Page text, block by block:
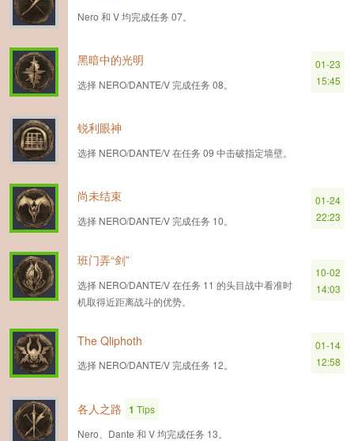
Nero 和 V 均完成任务 07。
黑暗中的光明
选择 NERO/DANTE/V 完成任务 08。
01-23
15:45
锐利眼神
选择 NERO/DANTE/V 在任务 09 中击破指定墙壁。
尚未结束
选择 NERO/DANTE/V 完成任务 10。
01-24
22:23
班门弄“剑”
选择 NERO/DANTE/V 在任务 11 的头目战中看准时
机取得近距离战斗的优势。
10-02
14:03
The Qliphoth
选择 NERO/DANTE/V 完成任务 12。
01-14
12:58
各人之路 1 Tips
Nero、Dante 和 V 均完成任务 13。